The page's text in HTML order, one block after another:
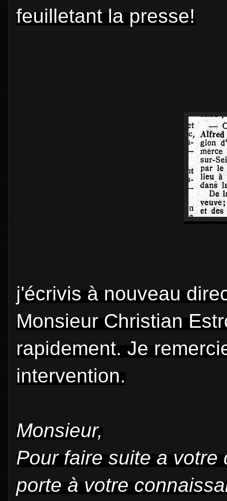
feuilletant la presse!
j'écrivis à nouveau
Monsieur Christian
rapidement. Je
intervention.
Monsieur,
Pour faire suite a votre
porte à votre